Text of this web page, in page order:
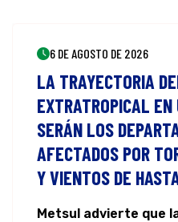
competencia
Palermo culminaron
3 DE AGOSTO DE 2026
FÚTBOL ROCHENSE:
CAMPEÓN DE LA
6 DE AGOSTO DE 2026
LA TRAYECTORIA
EXTRATROPICAL EN
SERÁN LOS
AFECTADOS POR
Y VIENTOS DE
Metsul advierte que